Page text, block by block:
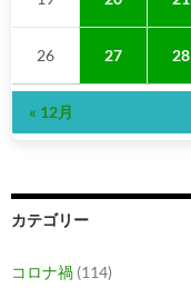
26 27 28
« 12月
カテゴリー
コロナ禍 (114)